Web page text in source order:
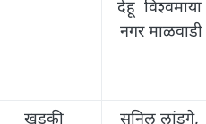
देहू विश्‍वमाया
नगर माळवाडी
खडकी
सुनिल लांडगे,